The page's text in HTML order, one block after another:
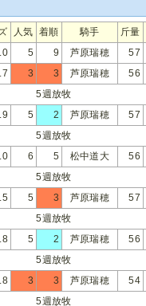
人気 着順 騎手 斤量
5 9 芦原瑞穂 57
3 3 芦原瑞穂 56
5週放牧
5 2 芦原瑞穂 57
5週放牧
6 5 松中道大 56
5週放牧
5 3 芦原瑞穂 57
5週放牧
5 2 芦原瑞穂 56
5週放牧
3 3 芦原瑞穂 54
5週放牧